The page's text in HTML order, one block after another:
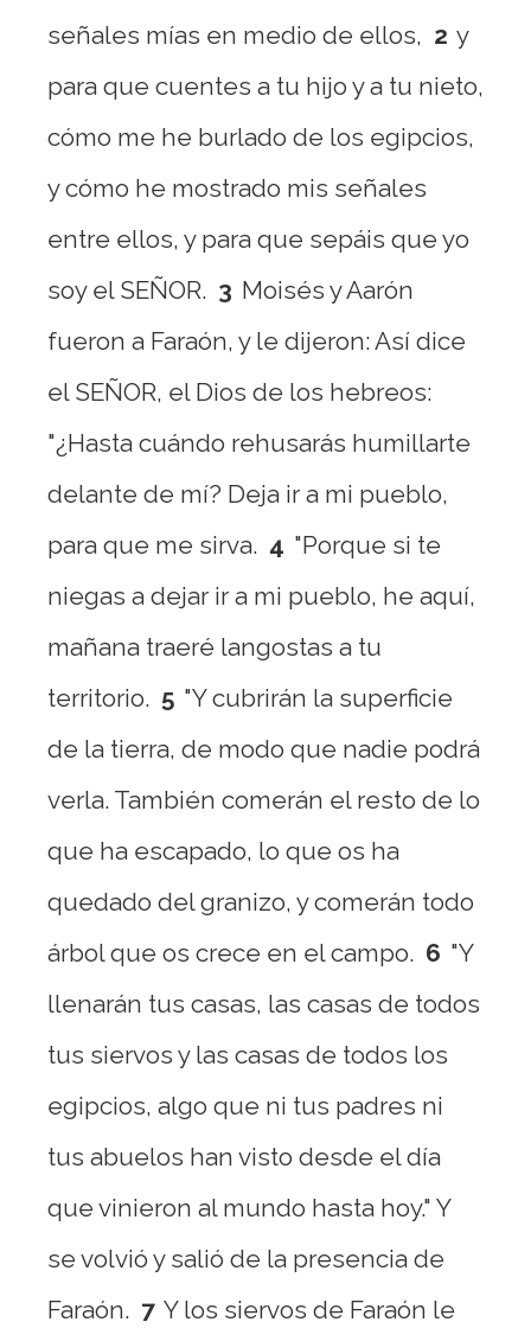
señales mías en medio de ellos, 2 y
para que cuentes a tu hijo y a tu nieto,
cómo me he burlado de los egipcios,
y cómo he mostrado mis señales
entre ellos, y para que sepáis que yo
soy el SEÑOR. 3 Moisés y Aarón
fueron a Faraón, y le dijeron: Así dice
el SEÑOR, el Dios de los hebreos:
"¿Hasta cuándo rehusarás humillarte
delante de mí? Deja ir a mi pueblo,
para que me sirva. 4 "Porque si te
niegas a dejar ir a mi pueblo, he aquí,
mañana traeré langostas a tu
territorio. 5 "Y cubrirán la superficie
de la tierra, de modo que nadie podrá
verla. También comerán el resto de lo
que ha escapado, lo que os ha
quedado del granizo, y comerán todo
árbol que os crece en el campo. 6 "Y
llenarán tus casas, las casas de todos
tus siervos y las casas de todos los
egipcios, algo que ni tus padres ni
tus abuelos han visto desde el día
que vinieron al mundo hasta hoy." Y
se volvió y salió de la presencia de
Faraón. 7 Y los siervos de Faraón le